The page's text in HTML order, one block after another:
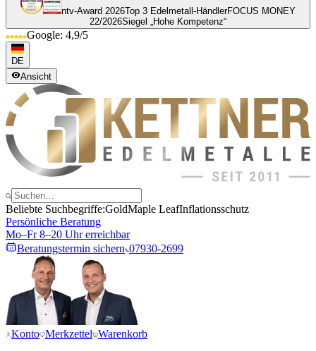
ntv-Award 2026Top 3 Edelmetall-HändlerFOCUS MONEY
22/2026Siegel „Hohe Kompetenz“
Google: 4,9/5
DE
Ansicht
Beliebte Suchbegriffe:GoldMaple LeafInflationsschutz
Persönliche Beratung
Mo–Fr 8–20 Uhr erreichbar
Beratungstermin sichern 07930-2699
Konto Merkzettel Warenkorb